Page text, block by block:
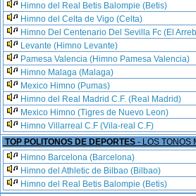
Himno del Real Betis Balompie (Betis)
Himno del Celta de Vigo (Celta)
Himno Del Centenario Del Sevilla Fc (El
Levante (Himno Levante)
Pamesa Valencia (Himno Pamesa Valencia)
Himno Malaga (Malaga)
Mexico Himno (Pumas)
Himno del Real Madrid C.F. (Real Madrid)
Mexico Himno (Tigres de Nuevo Leon)
Himno Villarreal C.F (Vila-real C.F)
TOP POLITONOS DE DEPORTES - LOS TONOS
Himno Barcelona (Barcelona)
Himno del Athletic de Bilbao (Bilbao)
Himno del Real Betis Balompie (Betis)